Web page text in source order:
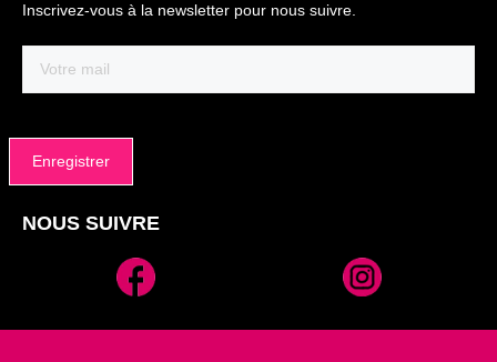
Inscrivez-vous à la newsletter pour nous suivre.
Alternative:
NOUS SUIVRE